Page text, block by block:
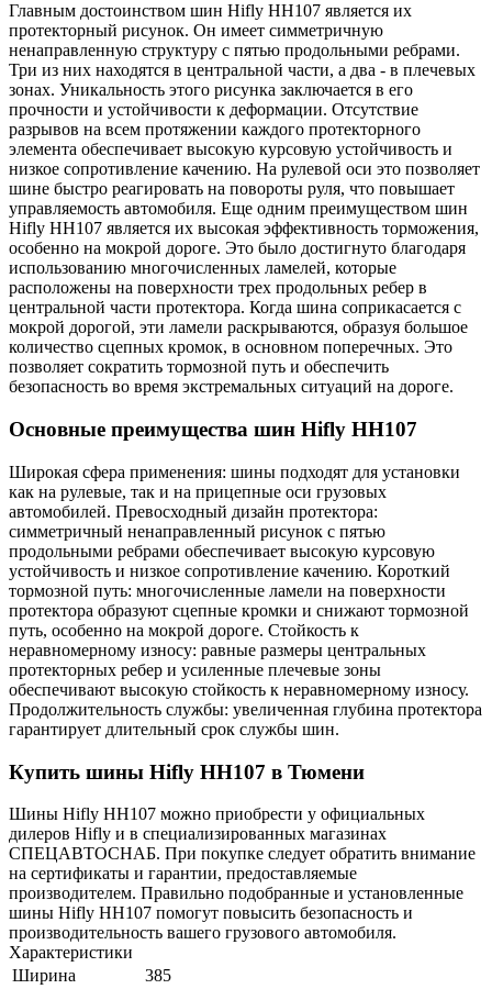
Главным достоинством шин Hifly HH107 является их
протекторный рисунок. Он имеет симметричную
ненаправленную структуру с пятью продольными ребрами.
Три из них находятся в центральной части, а два - в плечевых
зонах. Уникальность этого рисунка заключается в его
прочности и устойчивости к деформации. Отсутствие
разрывов на всем протяжении каждого протекторного
элемента обеспечивает высокую курсовую устойчивость и
низкое сопротивление качению. На рулевой оси это позволяет
шине быстро реагировать на повороты руля, что повышает
управляемость автомобиля. Еще одним преимуществом шин
Hifly HH107 является их высокая эффективность торможения,
особенно на мокрой дороге. Это было достигнуто благодаря
использованию многочисленных ламелей, которые
расположены на поверхности трех продольных ребер в
центральной части протектора. Когда шина соприкасается с
мокрой дорогой, эти ламели раскрываются, образуя большое
количество сцепных кромок, в основном поперечных. Это
позволяет сократить тормозной путь и обеспечить
безопасность во время экстремальных ситуаций на дороге.
Основные преимущества шин Hifly HH107
Широкая сфера применения: шины подходят для установки
как на рулевые, так и на прицепные оси грузовых
автомобилей. Превосходный дизайн протектора:
симметричный ненаправленный рисунок с пятью
продольными ребрами обеспечивает высокую курсовую
устойчивость и низкое сопротивление качению. Короткий
тормозной путь: многочисленные ламели на поверхности
протектора образуют сцепные кромки и снижают тормозной
путь, особенно на мокрой дороге. Стойкость к
неравномерному износу: равные размеры центральных
протекторных ребер и усиленные плечевые зоны
обеспечивают высокую стойкость к неравномерному износу.
Продолжительность службы: увеличенная глубина протектора
гарантирует длительный срок службы шин.
Купить шины Hifly HH107 в Тюмени
Шины Hifly HH107 можно приобрести у официальных
дилеров Hifly и в специализированных магазинах
СПЕЦАВТОСНАБ. При покупке следует обратить внимание
на сертификаты и гарантии, предоставляемые
производителем. Правильно подобранные и установленные
шины Hifly HH107 помогут повысить безопасность и
производительность вашего грузового автомобиля.
Характеристики
Ширина
385